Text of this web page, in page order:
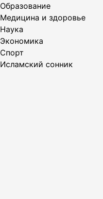
Образование
Медицина и здоровье
Наука
Экономика
Спорт
Исламский сонник